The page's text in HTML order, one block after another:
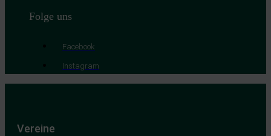
Folge uns
Facebook
Instagram
Vereine